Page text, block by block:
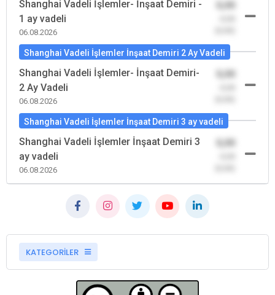
Shanghai Vadeli İşlemler- İnşaat Demiri -
1 ay vadeli
06.08.2026
0,00
Shanghai Vadeli İşlemler İnşaat Demiri 2 Ay Vadeli
Shanghai Vadeli İşlemler- İnşaat Demiri-
2 Ay Vadeli
06.08.2026
0,00
Shanghai Vadeli İşlemler İnşaat Demiri 3 ay vadeli
Shanghai Vadeli İşlemler İnşaat Demiri 3
ay vadeli
06.08.2026
0,00
KATEGORİLER